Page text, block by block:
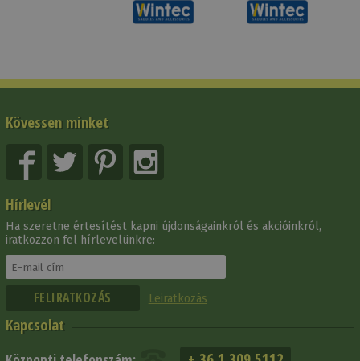
Kövessen minket
Hírlevél
Ha szeretne értesítést kapni újdonságainkról és akcióinkról,
iratkozzon fel hírlevelünkre:
Leiratkozás
Kapcsolat